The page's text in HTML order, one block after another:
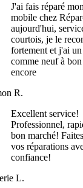
J'ai fais réparé
mobile chez
aujourd'hui,
courtois, je le
fortement et j'ai
comme neuf à
encore
R.
Excellent service!
Professionnel,
bon marché!
vos réparations
confiance!
L.